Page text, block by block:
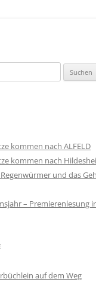
kommen nach ALFELD
kommen nach
und das
– Premierenlesung
auf dem Weg